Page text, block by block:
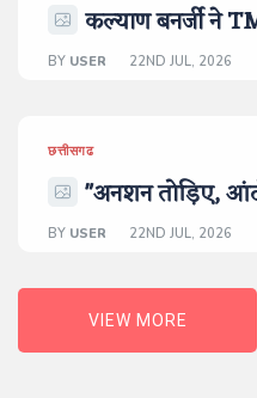
कल्याण बनर्जी ने
BY USER 22ND JUL, 2026
छत्तीसगढ
"अनशन तोड़िए,
BY USER 22ND JUL, 2026
VIEW MORE